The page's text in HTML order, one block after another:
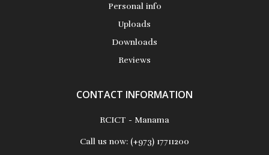
Personal info
Uploads
Downloads
Reviews
CONTACT INFORMATION
RCICT - Manama
Call us now: (+973) 17711200